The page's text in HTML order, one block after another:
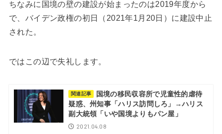
ちなみに国境の壁の建設が始まったのは2019年度から
で、バイデン政権の初日（2021年1月20日）に建設中止
された。
ではこの辺で失礼します。
関連記事
国境の移民収容所で児童性的虐待
疑惑、州知事「ハリス訪問しろ」→ハリス
副大統領「いや国境よりもパン屋」
2021.04.08